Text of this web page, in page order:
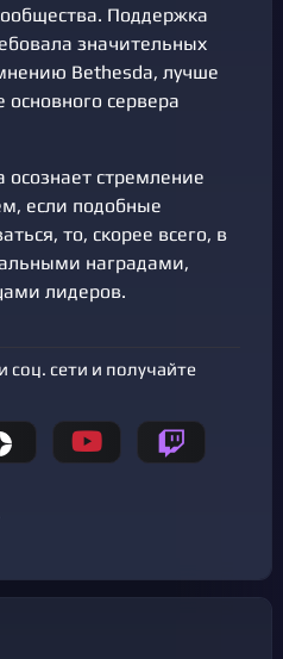
Поддержка
значительных
Bethesda, лучше
сервера
стремление
если подобные
то, скорее всего, в
наградами,
лидеров.
соц. сети и получайте